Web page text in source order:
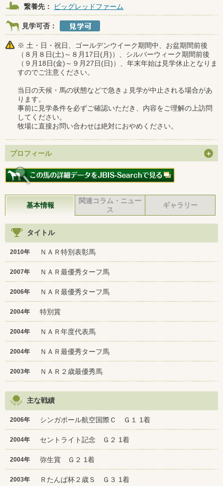
繋養先： ビッグレッドファーム
見学可否：
※ 土・日・祝日、ゴールデンウイーク期間中、お盆期間前後
（８月８日(土)～８月17日(月)）、シルバーウィーク期間前後
（９月18日(金)～９月27日(日)）、年末年始は見学休止となりま
すのでご注意ください。
当日の天候・馬の状態などで急きょ見学が中止される場合があ
ります。
事前に見学条件を必ずご確認いただき、内容をご理解の上訪問
してください。
牧場に直接お問い合わせは絶対におやめください。
プロフィール
基本情報
関連コラム・ニュー
ス
ギャラリー
タイトル
2010年 ＮＡＲ特別表彰馬
2007年 ＮＡＲ最優秀ターフ馬
2006年 ＮＡＲ最優秀ターフ馬
2004年 特別賞
2004年 ＮＡＲ年度代表馬
2004年 ＮＡＲ最優秀ターフ馬
2003年 ＮＡＲ２歳最優秀馬
主な戦績
2006年 シンガポール航空国際Ｃ Ｇ１ 1着
2004年 セントライト記念 Ｇ２ 1着
2004年 弥生賞 Ｇ２ 1着
2003年 Ｒたんぱ杯２歳Ｓ Ｇ３ 1着